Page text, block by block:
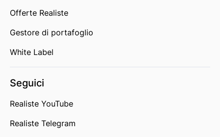
Offerte Realiste
Gestore di portafoglio
White Label
Seguici
Realiste YouTube
Realiste Telegram